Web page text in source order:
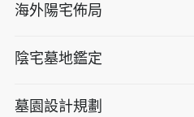
海外陽宅佈局
陰宅墓地鑑定
墓園設計規劃